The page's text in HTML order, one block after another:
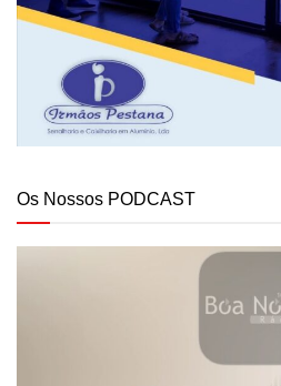
Os Nossos PODCAST